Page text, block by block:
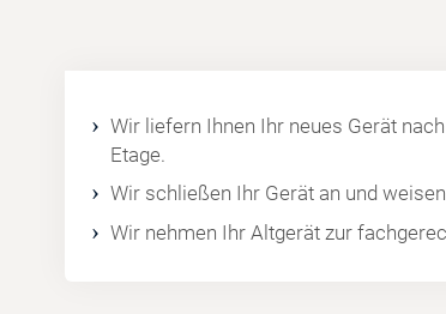
Wir liefern Ihnen Ihr neues Gerät
Etage.
Wir schließen Ihr Gerät an und
Wir nehmen Ihr Altgerät zur